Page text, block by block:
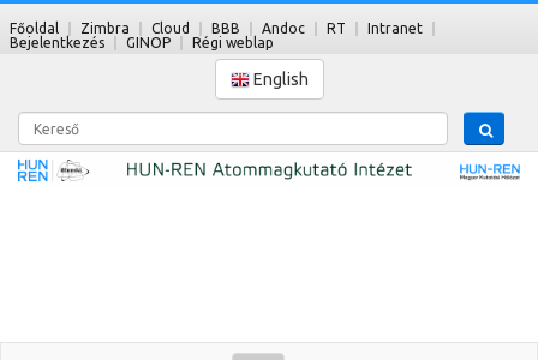
Főoldal Zimbra Cloud BBB Andoc RT
Intranet
Bejelentkezés
GINOP Régi weblap
English
Kereső